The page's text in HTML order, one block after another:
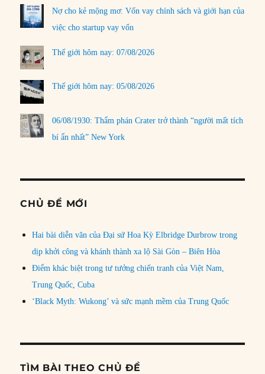
Nợ cho kẻ mộng mơ: Vốn vay chính sách và giới hạn của
việc cho startup vay vốn
Thế giới hôm nay: 07/08/2026
Thế giới hôm nay: 05/08/2026
06/08/1930: Thẩm phán Crater trở thành “người mất tích
bí ẩn nhất” New York
CHỦ ĐỀ MỚI
Hai bài diễn văn của Đại sứ Hoa Kỳ Elbridge Durbrow trong
dịp khởi công và khánh thành xa lộ Sài Gòn – Biên Hòa
Điểm khác biệt trong tư tưởng chiến tranh của Việt Nam,
Trung Quốc, Cuba
‘Black Myth: Wukong’ và sức mạnh mềm của Trung Quốc
TÌM BÀI THEO CHỦ ĐỀ